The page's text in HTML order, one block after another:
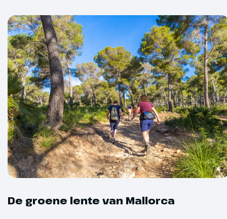
De groene lente van Mallorca
het
stand op het
de Wandel 4-
Optioneel
Paspoort
informatie
Overige